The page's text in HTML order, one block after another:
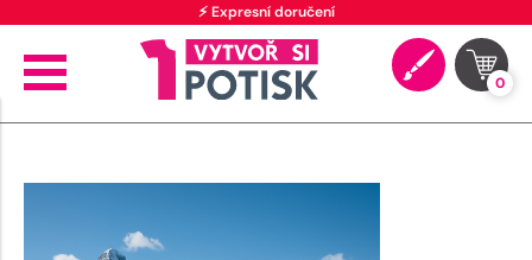
⚡ Expresní doručení
0